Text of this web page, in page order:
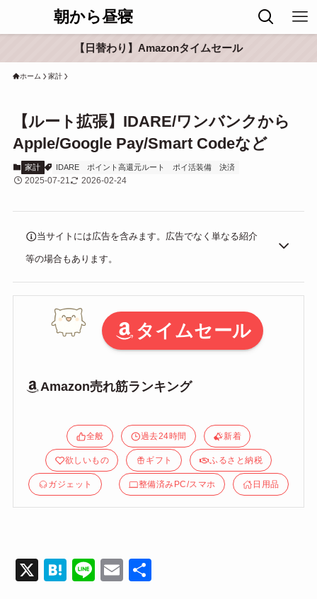
朝から昼寝
【日替わり】Amazonタイムセール
ホーム 家計
【ルート拡張】IDARE/ワンバンクから
Apple/Google Pay/Smart Codeなど
家計 IDARE ポイント高還元ルート ポイ活装備 決済
2025-07-21 2026-02-24
当サイトには広告を含みます。広告でなく単なる紹介
等の場合もあります。
タイムセール
Amazon売れ筋ランキング
全般 過去24時間 新着
欲しいもの ギフト ふるさと納税
ガジェット 整備済みPC/スマホ 日用品
X
H
Li
E